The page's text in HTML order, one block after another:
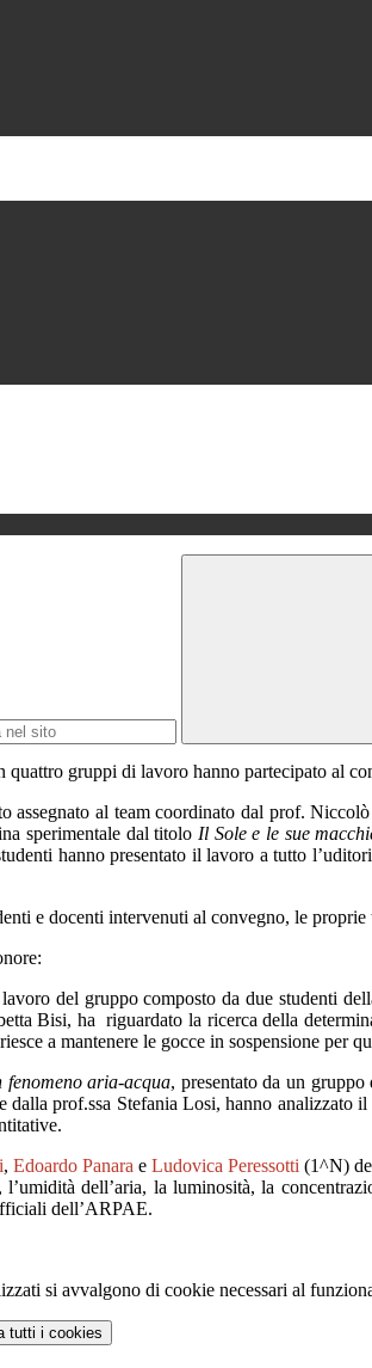
quattro gruppi di lavoro hanno partecipato al
assegnato al team coordinato dal prof.Niccolò
sperimentale daltitolo IlSole e le sue
hanno presentato il lavoro a tutto
e docenti intervenuti al convegno, le proprie
del gruppo composto da due studenti
Bisi, ha riguardato la ricerca della
riesce a mantenere le gocce in sospensione per
fenomeno aria-acqua, presentato da un gruppo
dalla prof.ssa Stefania Losi,hanno analizzatoil
, Edoardo Panara eLudovicaPeressotti(1^N)
l’umidità dell’aria, la luminosità, la
dell’ARPAE.
si avvalgono di cookie necessari al
tutti i cookies